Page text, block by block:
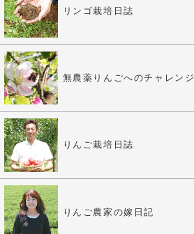
リンゴ栽培日誌
無農薬りんごへのチャレンジ
りんご栽培日誌
りんご農家の嫁日記